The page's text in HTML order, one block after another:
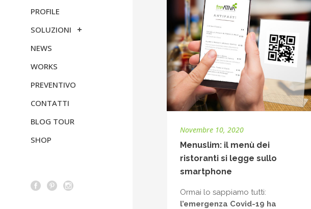
PROFILE
SOLUZIONI
NEWS
WORKS
PREVENTIVO
CONTATTI
BLOG TOUR
SHOP
Novembre 10, 2020
Menuslim: il menù dei
ristoranti si legge sullo
smartphone
Ormai lo sappiamo tutti:
l’emergenza Covid-19 ha